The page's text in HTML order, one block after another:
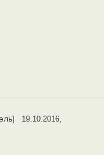
19.10.2016,